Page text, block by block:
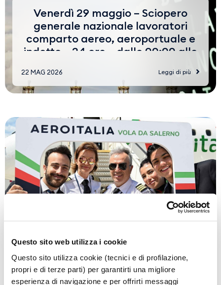
Questo sito web utilizza i cookie
Questo sito utilizza cookie (tecnici e di profilazione,
propri e di terze parti) per garantirti una migliore
esperienza di navigazione e per offrirti messaggi
Venerdì 29 maggio – Sciopero
generale nazionale lavoratori
comparto aereo, aeroportuale e
indotto – 24 ore – dalle 00:00 alle
Trasporti, SGB, SI Cobas e USI-CIT
22 MAG 2026 Leggi di più
Aeroitalia decolla da Salerno con
la nuova base operativa
22 MAG 2026 Leggi di più